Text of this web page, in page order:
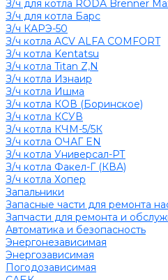
З/ч для котла RODA Brenner
З/ч для котла Барс
З/ч КАРЭ-50
З/ч котла ACV ALFA COMFORT
З/ч котла Kentatsu
З/ч котла Titan Z,N
З/ч котла Изнаир
З/ч котла Ишма
З/ч котла КОВ (Боринское)
З/ч котла КСУВ
З/ч котла КЧМ-5/5К
З/ч котла ОЧАГ EN
З/ч котла Универсал-РТ
З/ч котла Факел-Г (КВА)
З/ч котла Хопер
Запальники
Запасные части для ремонта
Запчасти для ремонта и
Автоматика и безопасность
Энергонезависимая
Энергозависимая
Погодозависимая